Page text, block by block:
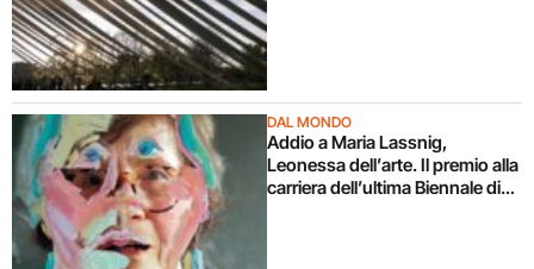
DAL MONDO
Addio a Maria Lassnig,
Leonessa dell’arte. Il premio alla
carriera dell’ultima Biennale di